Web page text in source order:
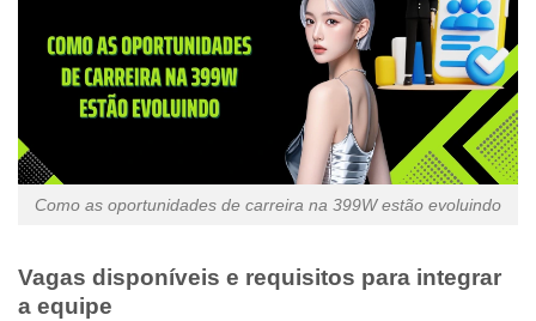
Como as oportunidades de carreira na 399W estão evoluindo
Vagas disponíveis e requisitos para integrar
a equipe